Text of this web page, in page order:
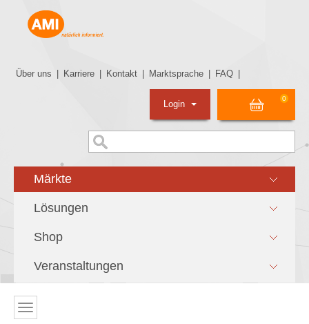
Über uns Karriere Kontakt Marktsprache FAQ
0
Login
Märkte
Lösungen
Shop
Veranstaltungen